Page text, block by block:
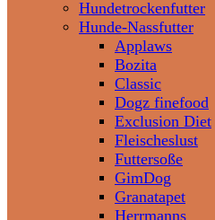
Hundetrockenfutter
Hunde-Nassfutter
Applaws
Bozita
Classic
Dogz finefood
Exclusion Diet
Fleischeslust
Futtersoße
GimDog
Granatapet
Herrmanns